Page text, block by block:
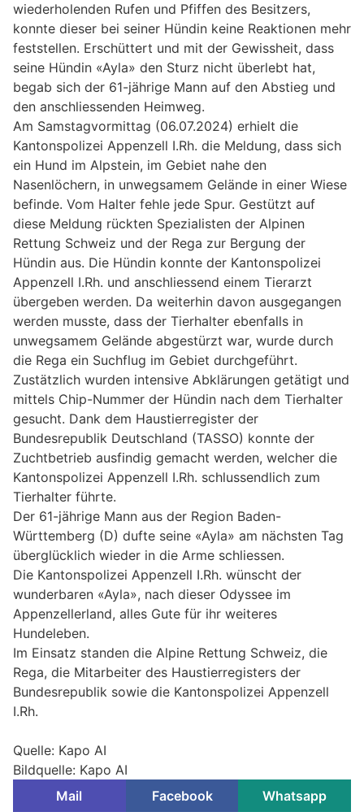
wiederholenden Rufen und Pfiffen des Besitzers,
konnte dieser bei seiner Hündin keine Reaktionen mehr
feststellen. Erschüttert und mit der Gewissheit, dass
seine Hündin «Ayla» den Sturz nicht überlebt hat,
begab sich der 61-jährige Mann auf den Abstieg und
den anschliessenden Heimweg.
Am Samstagvormittag (06.07.2024) erhielt die
Kantonspolizei Appenzell I.Rh. die Meldung, dass sich
ein Hund im Alpstein, im Gebiet nahe den
Nasenlöchern, in unwegsamem Gelände in einer Wiese
befinde. Vom Halter fehle jede Spur. Gestützt auf
diese Meldung rückten Spezialisten der Alpinen
Rettung Schweiz und der Rega zur Bergung der
Hündin aus. Die Hündin konnte der Kantonspolizei
Appenzell I.Rh. und anschliessend einem Tierarzt
übergeben werden. Da weiterhin davon ausgegangen
werden musste, dass der Tierhalter ebenfalls in
unwegsamem Gelände abgestürzt war, wurde durch
die Rega ein Suchflug im Gebiet durchgeführt.
Zustätzlich wurden intensive Abklärungen getätigt und
mittels Chip-Nummer der Hündin nach dem Tierhalter
gesucht. Dank dem Haustierregister der
Bundesrepublik Deutschland (TASSO) konnte der
Zuchtbetrieb ausfindig gemacht werden, welcher die
Kantonspolizei Appenzell I.Rh. schlussendlich zum
Tierhalter führte.
Der 61-jährige Mann aus der Region Baden-
Württemberg (D) dufte seine «Ayla» am nächsten Tag
überglücklich wieder in die Arme schliessen.
Die Kantonspolizei Appenzell I.Rh. wünscht der
wunderbaren «Ayla», nach dieser Odyssee im
Appenzellerland, alles Gute für ihr weiteres
Hundeleben.
Im Einsatz standen die Alpine Rettung Schweiz, die
Rega, die Mitarbeiter des Haustierregisters der
Bundesrepublik sowie die Kantonspolizei Appenzell
I.Rh.
Quelle: Kapo AI
Bildquelle: Kapo AI
Mail
Facebook Whatsapp